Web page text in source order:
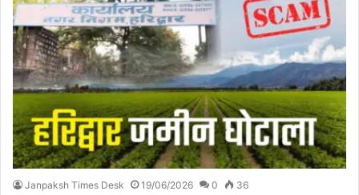
Janpaksh Times Desk 19/06/2026 0 36